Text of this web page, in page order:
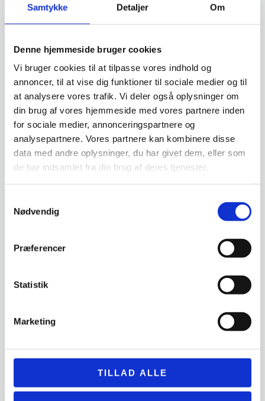
Samtykke Detaljer Om
Denne hjemmeside bruger cookies
Vi bruger cookies til at tilpasse vores indhold og
annoncer, til at vise dig funktioner til sociale medier og til
at analysere vores trafik. Vi deler også oplysninger om
din brug af vores hjemmeside med vores partnere inden
for sociale medier, annonceringspartnere og
analysepartnere. Vores partnere kan kombinere disse
data med andre oplysninger, du har givet dem, eller som
de har indsamlet fra din brug af deres tjenester.
Nødvendig
Præferencer
Statistik
Marketing
TILLAD ALLE